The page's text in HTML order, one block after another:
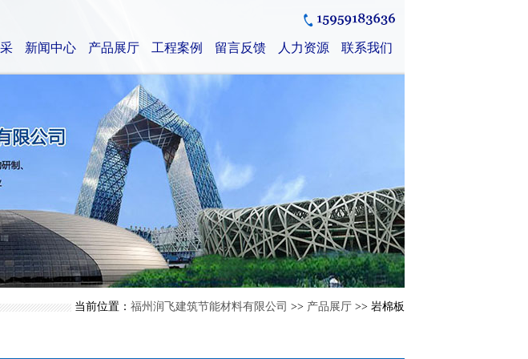
联系我们
人力资源
留言反馈
工程案例
产品展厅
新闻中心
当前位置： 福州润飞建筑节能材料有限公司 >> 产品展厅>> 岩棉板